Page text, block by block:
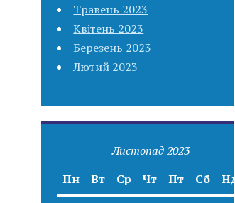
Травень 2023
Квітень 2023
Березень 2023
Лютий 2023
Листопад 2023
Пн
Вт Ср Чт Пт Сб Нд